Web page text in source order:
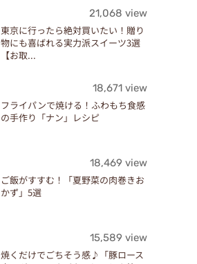
21,068 view
東京に行ったら絶対買いたい！贈り
物にも喜ばれる実力派スイーツ3選
【お取...
18,671 view
フライパンで焼ける！ふわもち食感
の手作り「ナン」レシピ
18,469 view
ご飯がすすむ！「夏野菜の肉巻きお
かず」5選
15,589 view
焼くだけでごちそう感♪「豚ロース